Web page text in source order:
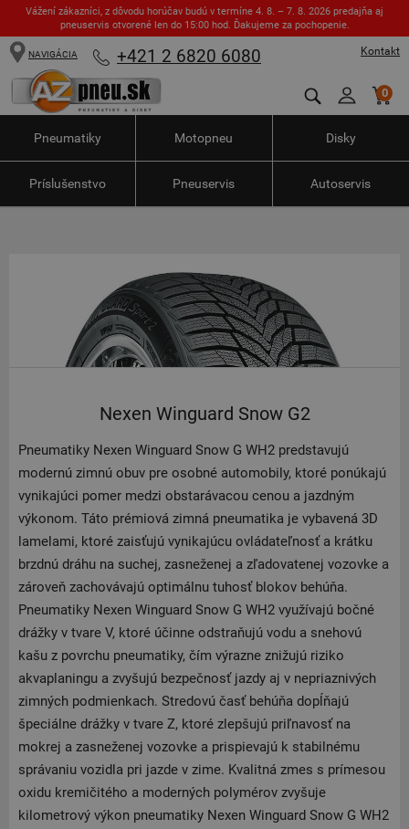
Vážení zákazníci, z dôvodu horúčav budú v termíne 4. 8. – 7. 8. 2026 predajňa aj
pneuservis otvorené len do 15:00 hod. Ďakujeme za pochopenie.
Kontakt
NAVIGÁCIA +421 2 6820 6080
0
Pneumatiky Motopneu Disky
Príslušenstvo Pneuservis Autoservis
Nexen Winguard Snow G2
Pneumatiky Nexen Winguard Snow G WH2 predstavujú
modernú zimnú obuv pre osobné automobily, ktoré ponúkajú
vynikajúci pomer medzi obstarávacou cenou a jazdným
výkonom. Táto prémiová zimná pneumatika je vybavená 3D
lamelami, ktoré zaisťujú vynikajúcu ovládateľnosť a krátku
brzdnú dráhu na suchej, zasneženej a zľadovatenej vozovke a
zároveň zachovávajú optimálnu tuhosť blokov behúňa.
Pneumatiky Nexen Winguard Snow G WH2 využívajú bočné
drážky v tvare V, ktoré účinne odstraňujú vodu a snehovú
kašu z povrchu pneumatiky, čím výrazne znižujú riziko
akvaplaningu a zvyšujú bezpečnosť jazdy aj v nepriaznivých
zimných podmienkach. Stredovú časť behúňa dopĺňajú
špeciálne drážky v tvare Z, ktoré zlepšujú priľnavosť na
mokrej a zasneženej vozovke a prispievajú k stabilnému
správaniu vozidla pri jazde v zime. Kvalitná zmes s prímesou
oxidu kremičitého a moderných polymérov zvyšuje
kilometrový výkon pneumatiky Nexen Winguard Snow G WH2